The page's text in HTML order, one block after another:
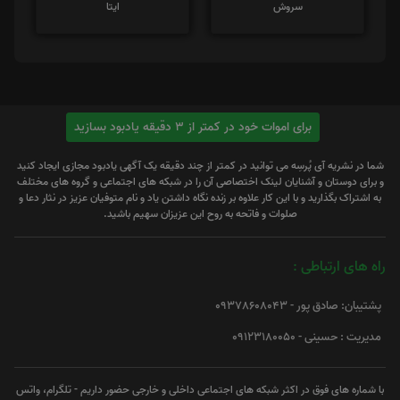
سروش ایتا
برای اموات خود در کمتر از 3 دقیقه یادبود بسازید
شما در نشریه آی پُرسِه می توانید در کمتر از چند دقیقه یک آگهی یادبود مجازی ایجاد کنید
و برای دوستان و آشنایان لینک اختصاصی آن را در شبکه های اجتماعی و گروه های مختلف
به اشتراک بگذارید و با این کار علاوه بر زنده نگاه داشتن یاد و نام متوفیان عزیز در نثار دعا و
صلوات و فاتحه به روح این عزیزان سهیم باشید.
راه های ارتباطی :
پشتیبان: صادق پور - 09378608043
مدیریت : حسینی - 09123180050
با شماره های فوق در اکثر شبکه های اجتماعی داخلی و خارجی حضور داریم - تلگرام، واتس